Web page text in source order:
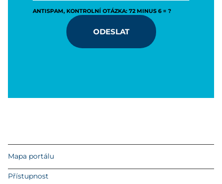
ANTISPAM, KONTROLNÍ OTÁZKA: 72 MINUS 6 = ?
ODESLAT
Mapa portálu
Přístupnost